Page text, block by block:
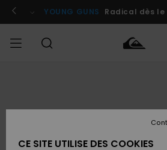
l'information
le
Se connecter / s'inscrire
YOUNG GUNS Radical dès
FEMME
Surf
Snow
Enfant
CE SITE UTILISE DES COOKIES